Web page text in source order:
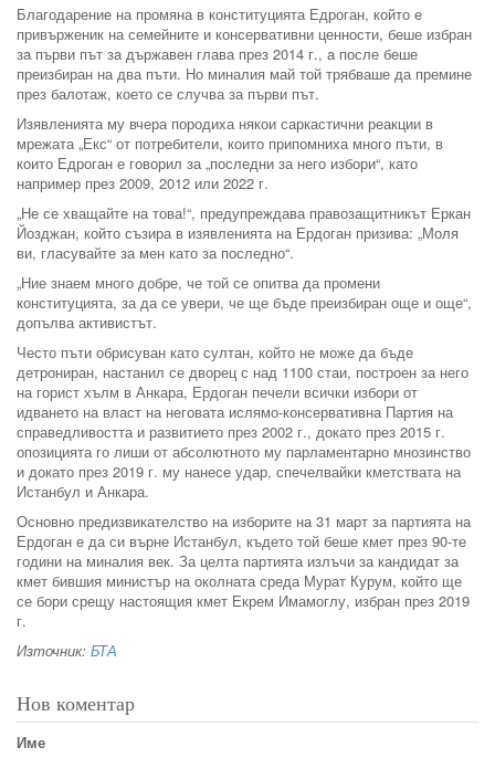
Благодарение на промяна в конституцията Едроган, който е
привърженик на семейните и консервативни ценности, беше избран
за първи път за държавен глава през 2014 г., а после беше
преизбиран на два пъти. Но миналия май той трябваше да премине
през балотаж, което се случва за първи път.
Изявленията му вчера породиха някои саркастични реакции в
мрежата „Екс“ от потребители, които припомниха много пъти, в
които Едроган е говорил за „последни за него избори“, като
например през 2009, 2012 или 2022 г.
„Не се хващайте на това!“, предупреждава правозащитникът Еркан
Йозджан, който съзира в изявленията на Ердоган призива: „Моля
ви, гласувайте за мен като за последно“.
„Ние знаем много добре, че той се опитва да промени
конституцията, за да се увери, че ще бъде преизбиран още и още“,
допълва активистът.
Често пъти обрисуван като султан, който не може да бъде
детрониран, настанил се дворец с над 1100 стаи, построен за него
на горист хълм в Анкара, Ердоган печели всички избори от
идването на власт на неговата ислямо-консервативна Партия на
справедливостта и развитието през 2002 г., докато през 2015 г.
опозицията го лиши от абсолютното му парламентарно мнозинство
и докато през 2019 г. му нанесе удар, спечелвайки кметствата на
Истанбул и Анкара.
Основно предизвикателство на изборите на 31 март за партията на
Ердоган е да си върне Истанбул, където той беше кмет през 90-те
години на миналия век. За целта партията излъчи за кандидат за
кмет бившия министър на околната среда Мурат Курум, който ще
се бори срещу настоящия кмет Екрем Имамоглу, избран през 2019
г.
Източник: БТА
Нов коментар
Име